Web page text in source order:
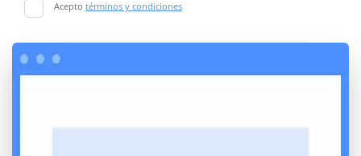
Acepto términos y condiciones